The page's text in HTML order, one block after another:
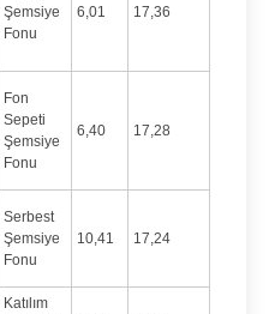
Şemsiye
Fonu
6,01 17,36
Fon
Sepeti
Şemsiye
Fonu
6,40 17,28
Serbest
Şemsiye
Fonu
10,41 17,24
Katılım